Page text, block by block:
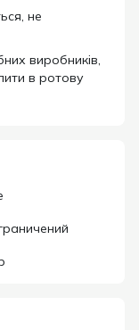
не
виробників,
в ротову